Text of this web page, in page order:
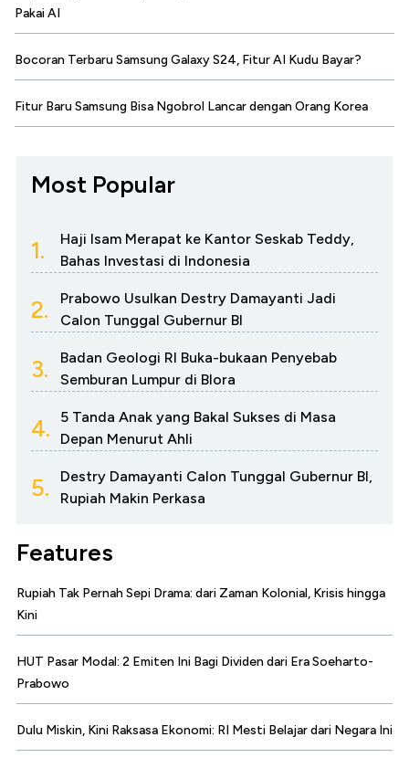
Pakai AI
Bocoran Terbaru Samsung Galaxy S24, Fitur AI Kudu Bayar?
Fitur Baru Samsung Bisa Ngobrol Lancar dengan Orang Korea
Most Popular
1.
Haji Isam Merapat ke Kantor Seskab Teddy,
Bahas Investasi di Indonesia
2.
Prabowo Usulkan Destry Damayanti Jadi
Calon Tunggal Gubernur BI
3.
Badan Geologi RI Buka-bukaan Penyebab
Semburan Lumpur di Blora
4.
5 Tanda Anak yang Bakal Sukses di Masa
Depan Menurut Ahli
5.
Destry Damayanti Calon Tunggal Gubernur BI,
Rupiah Makin Perkasa
Features
Rupiah Tak Pernah Sepi Drama: dari Zaman Kolonial, Krisis hingga
Kini
HUT Pasar Modal: 2 Emiten Ini Bagi Dividen dari Era Soeharto-
Prabowo
Dulu Miskin, Kini Raksasa Ekonomi: RI Mesti Belajar dari Negara Ini